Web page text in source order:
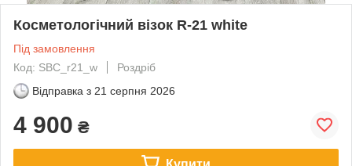
Косметологічний візок R-21 white
Під замовлення
Код: SBC_r21_w
Роздріб
Відправка з 21 серпня 2026
4 900 ₴